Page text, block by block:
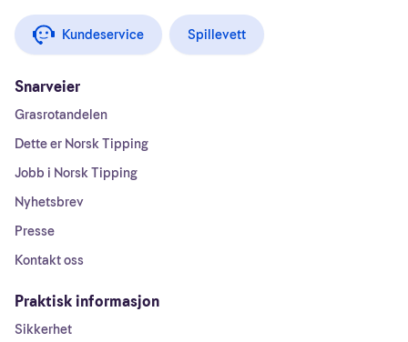
Kundeservice Spillevett
Snarveier
Grasrotandelen
Dette er Norsk Tipping
Jobb i Norsk Tipping
Nyhetsbrev
Presse
Kontakt oss
Praktisk informasjon
Sikkerhet